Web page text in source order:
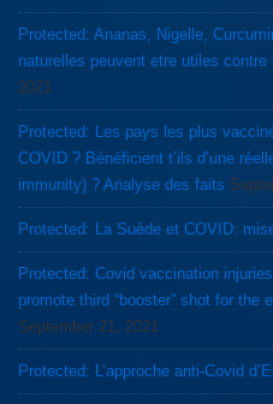
Protected: Ananas, Nigelle,
naturelles peuvent etre utiles contre
2021
Protected: Les pays les plus
COVID ? Bénéficient t’ils d’une
immunity) ? Analyse des faits
Protected: La Suède et COVID:
Protected: Covid vaccination injuries continue to rise as FDA and CDC
promote third “booster” shot for the
September 21, 2021
Protected: L’approche anti-Covid